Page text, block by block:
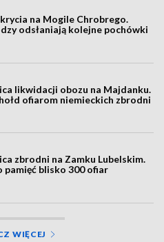
na Mogile Chrobrego.
odsłaniają kolejne pochówki
likwidacji obozu na Majdanku.
ofiarom niemieckich zbrodni
zbrodni na Zamku Lubelskim.
pamięć blisko 300 ofiar
WIĘCEJ